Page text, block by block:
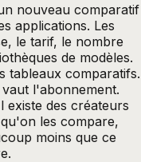
nouveau comparatif
applications. Les
le tarif, le nombre
de modèles.
tableaux comparatifs.
l'abonnement.
existe des créateurs
les compare,
moins que ce